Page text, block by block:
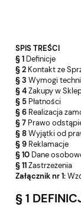
SPIS TREŚCI
§ 1 Definicje
§ 2 Kontakt ze
§ 3 Wymogi
§ 4Zakupy w
§ 5 Płatności
§ 6 Realizacja
§ 7 Prawo
§ 8Wyjątki od
§ 9 Reklamacje
§ 10 Dane
§ 11Zastrzeżenia
Załącznik nr 1:
§ 1